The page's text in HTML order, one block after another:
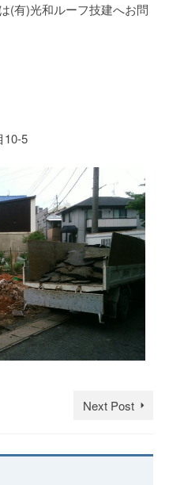
(有)光和ルーフ技建へお問
10-5
Next Post